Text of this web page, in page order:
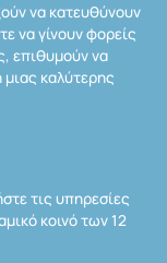
να κατευθύνουν
να γίνουν φορείς
επιθυμούν να
καλύτερης
τις υπηρεσίες
κοινό των 12